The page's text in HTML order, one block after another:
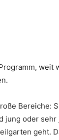
weit
Bereiche:
jung oder
geht.